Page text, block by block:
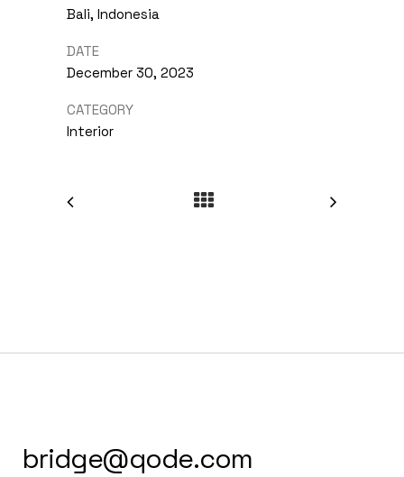
Bali, Indonesia
DATE
December 30, 2023
CATEGORY
Interior
bridge@qode.com